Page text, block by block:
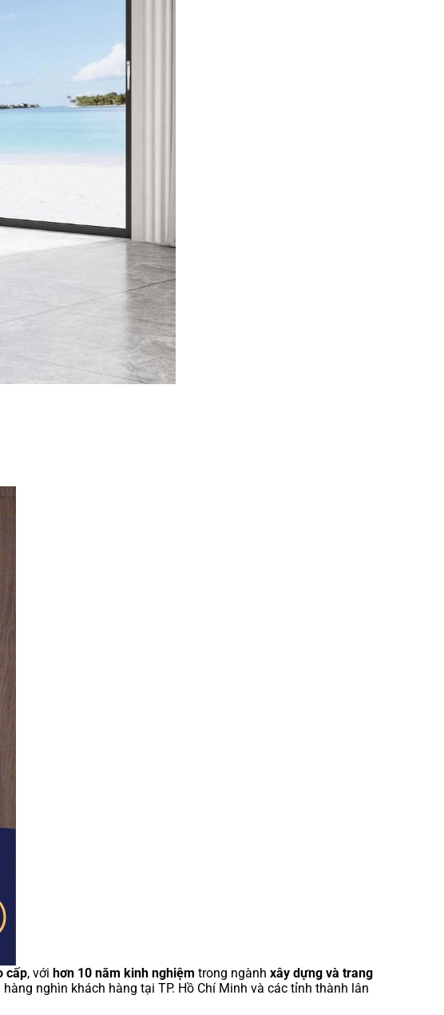
cấp, với hơn 10 năm kinh nghiệm trong ngành xây dựng và trang
nghìn khách hàng tại TP. Hồ Chí Minh và các tỉnh thành lân